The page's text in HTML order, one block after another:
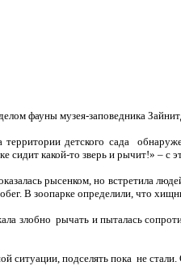
фауны музея-заповедника
детского сада
сидит какой-то зверь и рычит!» –
рысенком, но встретила
В зоопарке определили, что
злобно рычать и пыталась
ситуации, подселять пока не